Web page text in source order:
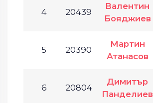
4 20439
Валентин
Бояджиев
5 20390
Мартин
Атанасов
6 20804
Димитър
Панделиев